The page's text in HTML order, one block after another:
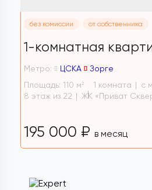
без комиссии от собственника
1-комнатная
Метро: ЦСКА
Зорге
Площадь: 110 м 2 1 комната
с
8 этаж из 22
ЖК «Приват
195 000 ₽ в месяц